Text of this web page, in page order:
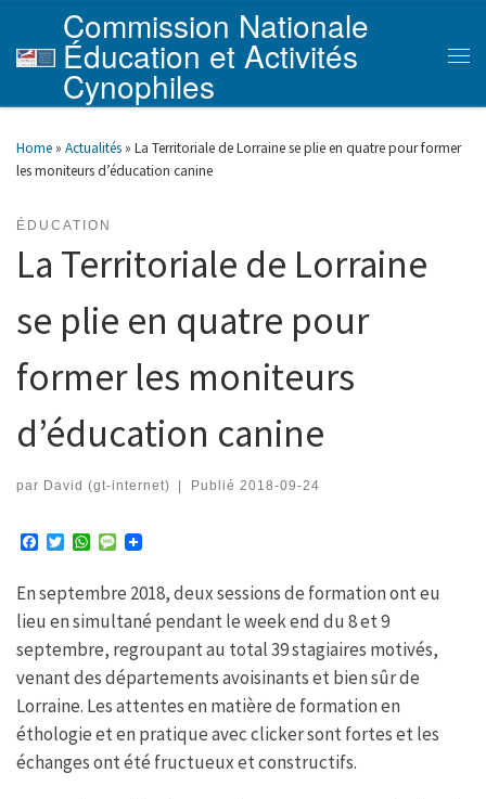
Skip to content
Commission Nationale
Éducation et Activités
Cynophiles
Home » Actualités » La Territoriale de Lorraine se plie en quatre pour former
les moniteurs d’éducation canine
ÉDUCATION
La Territoriale de Lorraine
se plie en quatre pour
former les moniteurs
d’éducation canine
par David (gt-internet) Publié 2018-09-24
e
o
o
T
t
e
r
W
t
A
p
M
s
a
g
e
En septembre 2018, deux sessions de formation ont eu
lieu en simultané pendant le week end du 8 et 9
septembre, regroupant au total 39 stagiaires motivés,
venant des départements avoisinants et bien sûr de
Lorraine. Les attentes en matière de formation en
éthologie et en pratique avec clicker sont fortes et les
échanges ont été fructueux et constructifs.